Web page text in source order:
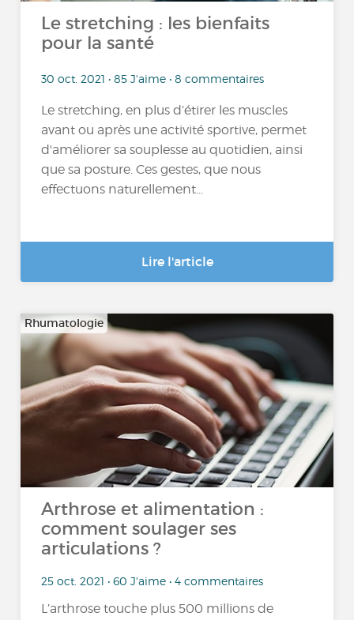
Le stretching : les bienfaits
pour la santé
30 oct. 2021 • 85 J'aime • 8 commentaires
Le stretching, en plus d’étirer les muscles
avant ou après une activité sportive, permet
d'améliorer sa souplesse au quotidien, ainsi
que sa posture. Ces gestes, que nous
effectuons naturellement...
Lire l'article
Rhumatologie
Arthrose et alimentation :
comment soulager ses
articulations ?
25 oct. 2021 • 60 J'aime • 4 commentaires
L’arthrose touche plus 500 millions de